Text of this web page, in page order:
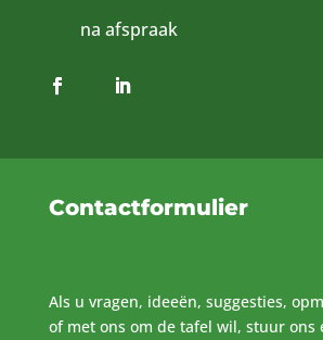
na afspraak
Contactformulier
Als u vragen, ideeën, suggesties,
of met ons om de tafel wil, stuur ons